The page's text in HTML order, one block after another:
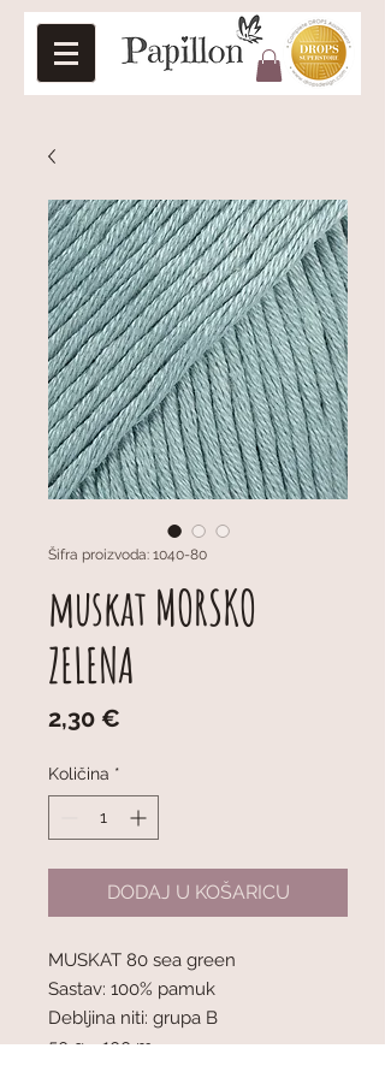
Šifra proizvoda: 1040-80
muskat MORSKO
ZELENA
2,30 €
Količina *
DODAJ U KOŠARICU
MUSKAT 80 sea green
Sastav: 100% pamuk
Debljina niti: grupa B
50 g = 100 m